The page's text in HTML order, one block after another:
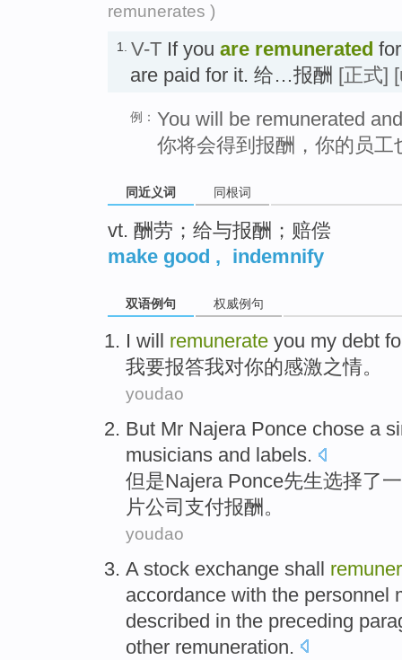
remunerates )
1. V-T If you are remunerated
are paid for it. 给…报酬 [正式]
例： You will be remunerated
你将会得到报酬，你的员工
同近义词 同根词
vt. 酬劳；给与报酬；赔偿
make good , indemnify
双语例句 权威例句
I will remunerate you my debt
我要报答我对你的感激之情。
youdao
But Mr Najera Ponce chose a
musicians and labels.
但是Najera Ponce先生选择了
片公司 支付报酬。
youdao
A stock exchange shall
accordance with the personnel
described in the preceding
other remuneration.